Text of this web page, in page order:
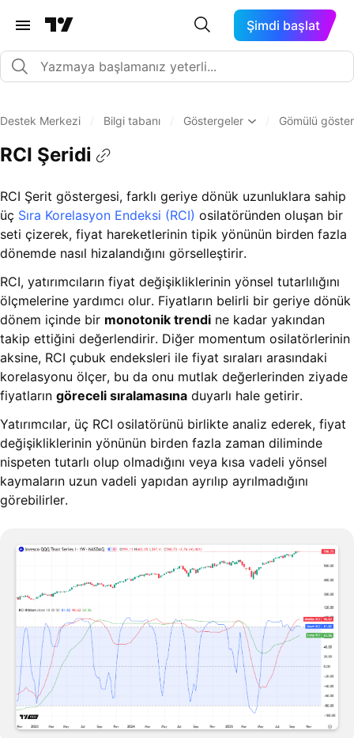
Şimdi başlat
Destek Merkezi Bilgi tabanı Göstergeler Gömülü
RCI Şeridi
RCI Şerit göstergesi, farklı geriye dönük uzunluklara sahip
üç Sıra Korelasyon Endeksi (RCI) osilatöründen oluşan bir
seti çizerek, fiyat hareketlerinin tipik yönünün birden fazla
dönemde nasıl hizalandığını görselleştirir.
RCI, yatırımcıların fiyat değişikliklerinin yönsel tutarlılığını
ölçmelerine yardımcı olur. Fiyatların belirli bir geriye dönük
dönem içinde bir monotonik trendi ne kadar yakından
takip ettiğini değerlendirir. Diğer momentum osilatörlerinin
aksine, RCI çubuk endeksleri ile fiyat sıraları arasındaki
korelasyonu ölçer, bu da onu mutlak değerlerinden ziyade
fiyatların göreceli sıralamasına duyarlı hale getirir.
Yatırımcılar, üç RCI osilatörünü birlikte analiz ederek, fiyat
değişikliklerinin yönünün birden fazla zaman diliminde
nispeten tutarlı olup olmadığını veya kısa vadeli yönsel
kaymaların uzun vadeli yapıdan ayrılıp ayrılmadığını
görebilirler.